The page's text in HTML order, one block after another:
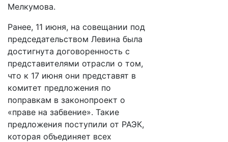
Мелкумова.
Ранее, 11 июня, на совещании под
председательством Левина была
достигнута договоренность с
представителями отрасли о том,
что к 17 июня они представят в
комитет предложения по
поправкам в законопроект о
«праве на забвение». Такие
предложения поступили от РАЭК,
которая объединяет всех